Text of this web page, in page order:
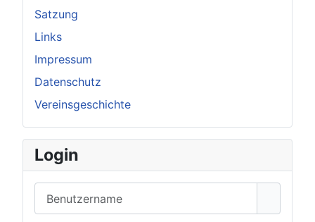
Satzung
Links
Impressum
Datenschutz
Vereinsgeschichte
Login